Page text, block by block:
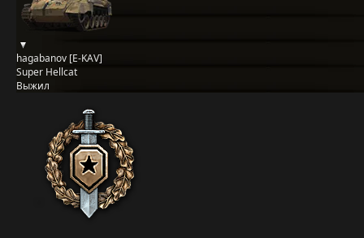
hagabanov [E-KAV]
Super Hellcat
Выжил